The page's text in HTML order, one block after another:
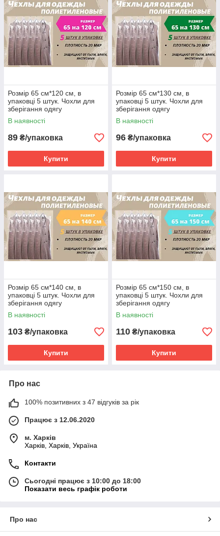
Розмір 65 см*120 см, в
упаковці 5 штук. Чохли для
зберігання одягу
поліетиленові товщина 20
мікрон.
В наявності
89 ₴/упаковка
Купити
Розмір 65 см*130 см, в
упаковці 5 штук. Чохли для
зберігання одягу
поліетиленові товщина 20
мікрон.
В наявності
96 ₴/упаковка
Купити
Розмір 65 см*140 см, в
упаковці 5 штук. Чохли для
зберігання одягу
поліетиленові товщина 20
мікрон.
В наявності
103 ₴/упаковка
Купити
Розмір 65 см*150 см, в
упаковці 5 штук. Чохли для
зберігання одягу
поліетиленові товщина 20
мікрон.
В наявності
110 ₴/упаковка
Купити
Про нас
100% позитивних з 47 відгуків за рік
Працює з 12.06.2020
м. Харків
Харків, Харків, Україна
Контакти
Сьогодні працює з 10:00 до 18:00
Показати весь графік роботи
Про нас